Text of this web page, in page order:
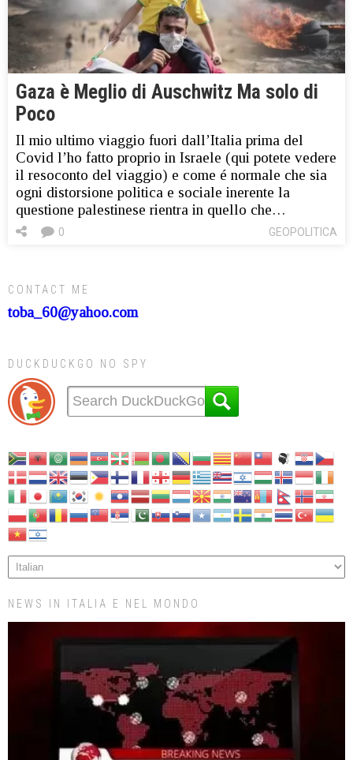
Gaza è Meglio di Auschwitz Ma solo di
Poco
Il mio ultimo viaggio fuori dall’Italia prima del
Covid l’ho fatto proprio in Israele (qui potete vedere
il resoconto del viaggio) e come é normale che sia
ogni distorsione politica e sociale inerente la
questione palestinese rientra in quello che…
GEOPOLITICA
0
CONTACT ME
toba_60@yahoo.com
DUCKDUCKGO NO SPY
NEWS IN ITALIA E NEL MONDO